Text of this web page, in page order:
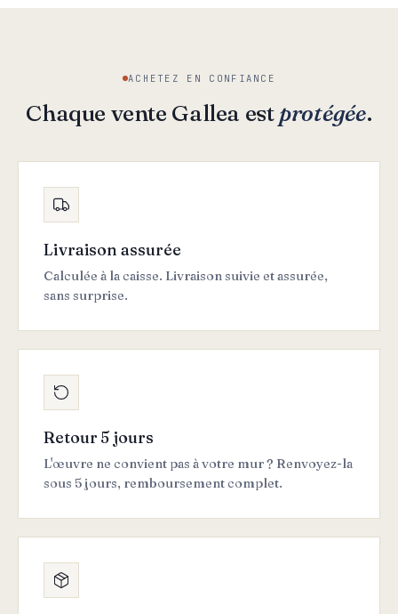
ACHETEZ EN CONFIANCE
Chaque vente Gallea estprotégée.
Livraison assurée
Calculée à la caisse. Livraison suivie et assurée,
sans surprise.
Retour 5 jours
L'œuvre ne convient pas à votre mur ? Renvoyez-la
sous 5 jours, remboursement complet.